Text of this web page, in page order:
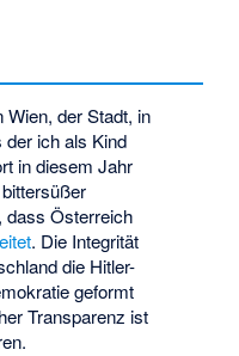
Wien, der Stadt, in
der ich als Kind
in diesem Jahr
dass Österreich
. Die Integrität
die Hitler-
geformt
Transparenz ist